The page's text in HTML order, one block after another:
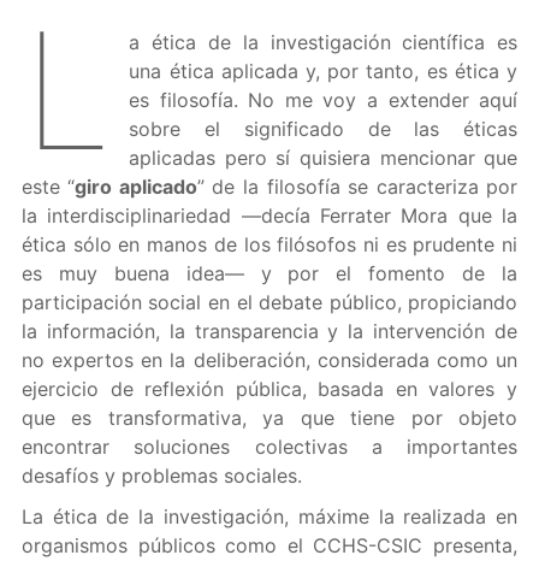
L
a ética de la investigación científica es
una ética aplicada y, por tanto, es ética y
es filosofía. No me voy a extender aquí
sobre el significado de las éticas
aplicadas pero sí quisiera mencionar que
este “giro aplicado” de la filosofía se caracteriza por
la interdisciplinariedad —decía Ferrater Mora que la
ética sólo en manos de los filósofos ni es prudente ni
es muy buena idea— y por el fomento de la
participación social en el debate público, propiciando
la información, la transparencia y la intervención de
no expertos en la deliberación, considerada como un
ejercicio de reflexión pública, basada en valores y
que es transformativa, ya que tiene por objeto
encontrar soluciones colectivas a importantes
desafíos y problemas sociales.
La ética de la investigación, máxime la realizada en
organismos públicos como el CCHS-CSIC presenta,